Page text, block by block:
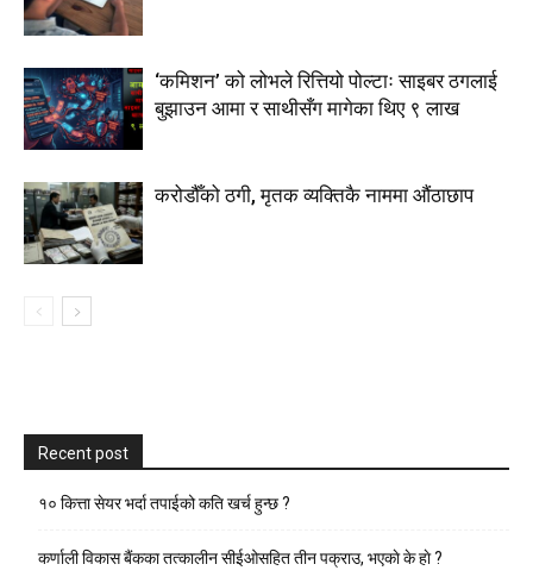
‘कमिशन’ को लोभले रित्तियो पोल्टाः साइबर ठगलाई
बुझाउन आमा र साथीसँग मागेका थिए ९ लाख
करोडौँको ठगी, मृतक व्यक्तिकै नाममा औंठाछाप
Recent post
१० कित्ता सेयर भर्दा तपाईको कति खर्च हुन्छ ?
कर्णाली विकास बैंकका तत्कालीन सीईओसहित तीन पक्राउ, भएकाे के हाे ?